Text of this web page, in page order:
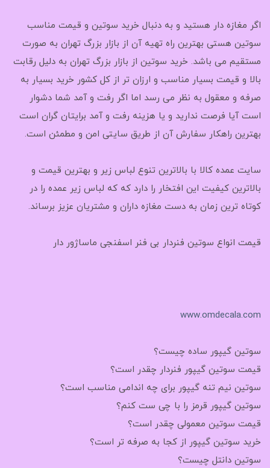
اگر مغازه دار هستید و به دنبال خرید سوتین و قیمت مناسب
سوتین هستی بهترین راه تهیه آن از بازار بزرگ تهران به صورت
مستقیم می باشد. خرید سوتین از بازار بزرگ تهران به دلیل رقابت
بالا و قیمت بسیار مناسب و ارزان تر از کل کشور خرید بسیار به
صرفه و معقول به نظر می رسد اما اگر رفت و آمد شما دشوار
است آیا فرصت ندارید و یا هزینه رفت و آمد برایتان گران است
بهترین راهکار سفارش آن از طریق سایتی امن و مطمئن است.
سایت عمده کالا با بالاترین تنوع لباس زیر و بهترین قیمت و
بالاترین کیفیت این افتخار را دارد که که لباس زیر عمده را در
کوتاه ترین زمان به دست مغازه داران و مشتریان عزیز برساند.
قیمت انواع سوتین فنردار بی فنر اسفنجی ماساژور دار
www.omdecala.com
سوتین گیپور ساده چیست؟
قیمت سوتین گیپور فنردار چقدر است؟
سوتین نیم تنه گیپور برای چه اندامی مناسب است؟
سوتین گیپور قرمز را با چی ست کنم؟
قیمت سوتین معمولی چقدر است؟
خرید سوتین گیپور از کجا به صرفه تر است؟
سوتین دانتل چیست؟